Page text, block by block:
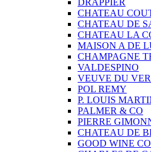
DRAPPIER
CHATEAU
CHATEAU DE
CHATEAU LA
MAISON A DE
CHAMPAGNE
VALDESPINO
VEUVE DU
POL REMY
P. LOUIS
PALMER & CO
PIERRE
CHATEAU DE
GOOD WINE